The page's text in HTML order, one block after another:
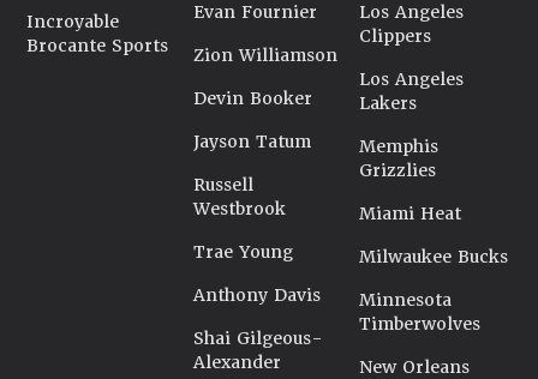
Incroyable
Brocante Sports
Evan Fournier
Zion Williamson
Devin Booker
Jayson Tatum
Russell
Westbrook
Trae Young
Anthony Davis
Shai Gilgeous-
Alexander
Los Angeles
Clippers
Los Angeles
Lakers
Memphis
Grizzlies
Miami Heat
Milwaukee Bucks
Minnesota
Timberwolves
New Orleans